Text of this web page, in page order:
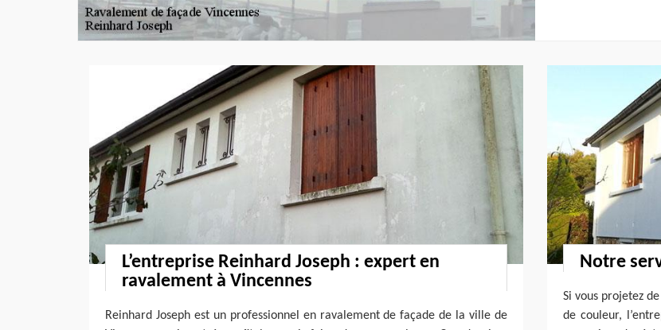
L’entreprise Reinhard Joseph : expert en
ravalement à Vincennes
Reinhard Joseph est un professionnel en ravalement de façade de la ville de
Notre
Si vous projetez
de couleur,